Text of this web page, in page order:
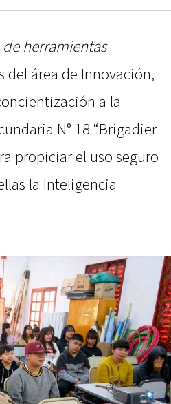
herramientas
del área de Innovación,
a la
N° 18 “Brigadier
propiciar el uso seguro
la Inteligencia